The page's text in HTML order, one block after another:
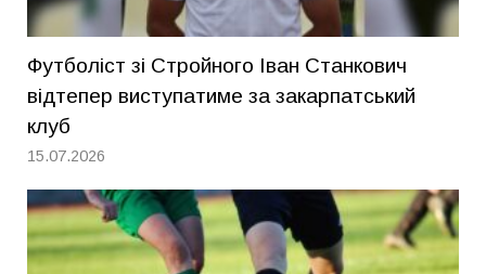
Футболіст зі Стройного Іван Станкович
відтепер виступатиме за закарпатський
клуб
15.07.2026